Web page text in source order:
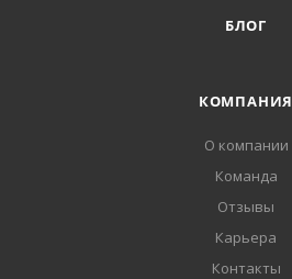
БЛОГ
КОМПАНИЯ
О компании
Команда
Отзывы
Карьера
Контакты